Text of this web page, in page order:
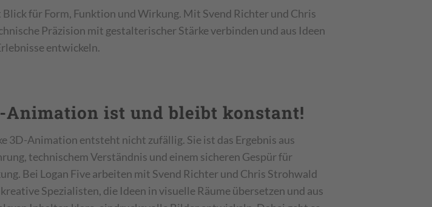
für Form, Funktion und Wirkung. Mit Svend Richter und Chris
Präzision mit gestalterischer Stärke verbinden und aus Ideen
entwickeln.
Animation ist und bleibt konstant!
3D-Animation entsteht nicht zufällig. Sie ist das Ergebnis aus
technischem Verständnis und einem sicheren Gespür für
Bei Logan Five arbeiten mit Svend Richter und Chris Strohwald
Spezialisten, die Ideen in visuelle Räume übersetzen und aus